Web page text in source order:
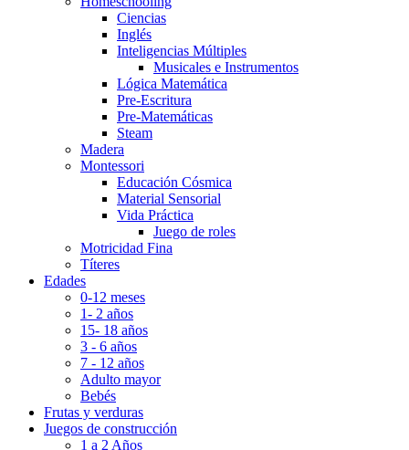
Ciencias
Inglés
Inteligencias Múltiples
Musicales e Instrumentos
Lógica Matemática
Pre-Escritura
Pre-Matemáticas
Steam
Madera
Montessori
Educación Cósmica
Material Sensorial
Vida Práctica
Juego de roles
Motricidad Fina
Títeres
Edades
0-12 meses
1- 2 años
15- 18 años
3 - 6 años
7 - 12 años
Adulto mayor
Bebés
Frutas y verduras
Juegos de construcción
1 a 2 Años